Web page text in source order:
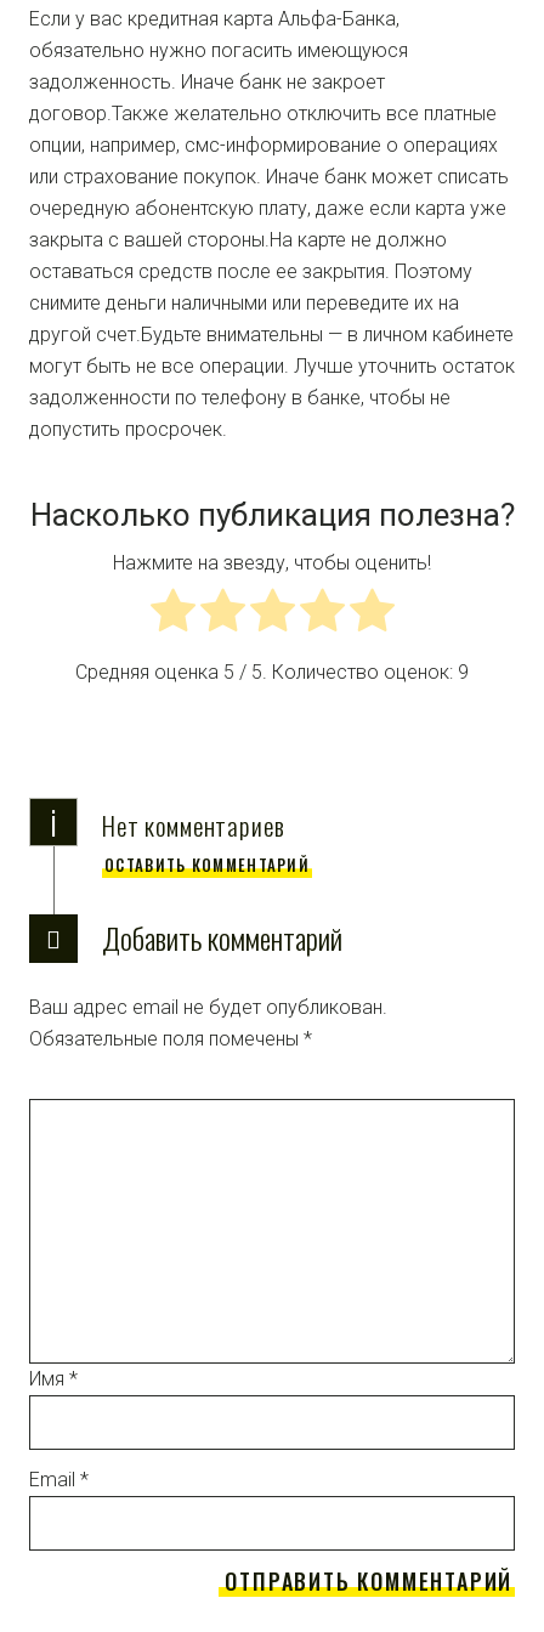
Если у вас кредитная карта Альфа-Банка,
обязательно нужно погасить имеющуюся
задолженность. Иначе банк не закроет
договор.Также желательно отключить все платные
опции, например, смс-информирование о операциях
или страхование покупок. Иначе банк может списать
очередную абонентскую плату, даже если карта уже
закрыта с вашей стороны.На карте не должно
оставаться средств после ее закрытия. Поэтому
снимите деньги наличными или переведите их на
другой счет.Будьте внимательны — в личном кабинете
могут быть не все операции. Лучше уточнить остаток
задолженности по телефону в банке, чтобы не
допустить просрочек.
Насколько публикация полезна?
Нажмите на звезду, чтобы оценить!
Средняя оценка 5 / 5. Количество оценок: 9
i Нет комментариев
ОСТАВИТЬ КОММЕНТАРИЙ
Добавить комментарий
Ваш адрес email не будет опубликован.
Обязательные поля помечены *
Имя *
Email *